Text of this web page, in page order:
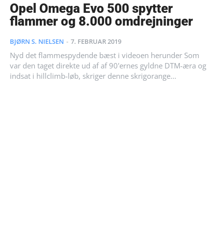
Opel Omega Evo 500 spytter
flammer og 8.000 omdrejninger
BJØRN S. NIELSEN - 7. FEBRUAR 2019
Nyd det flammespydende bæst i videoen herunder Som
var den taget direkte ud af af 90'ernes gyldne DTM-æra og
indsat i hillclimb-løb, skriger denne skrigorange...